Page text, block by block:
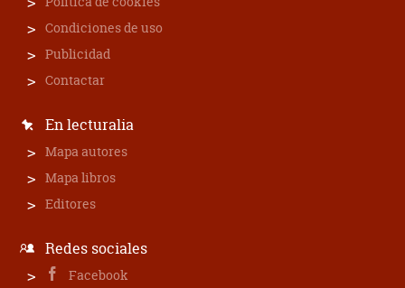
Condiciones de uso
Publicidad
Contactar
En lecturalia
Mapa autores
Mapa libros
Editores
Redes sociales
Facebook